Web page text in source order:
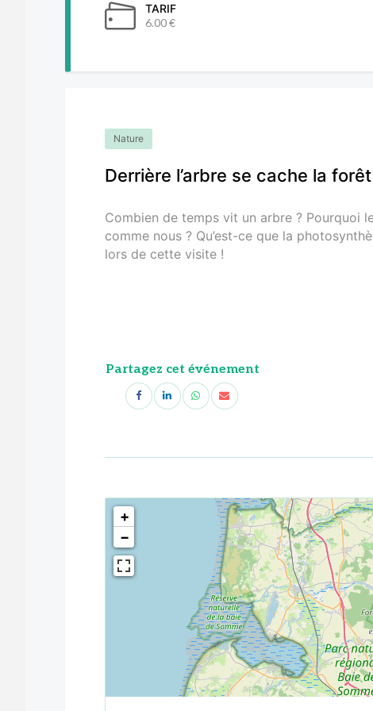
TARIF
6.00 €
Nature
Derrière l’arbre se cache la forêt
Combien de temps vit un arbre ? Pourquoi
comme nous ? Qu’est-ce que la
lors de cette visite !
Partagez cet événement
<!---->
+
−